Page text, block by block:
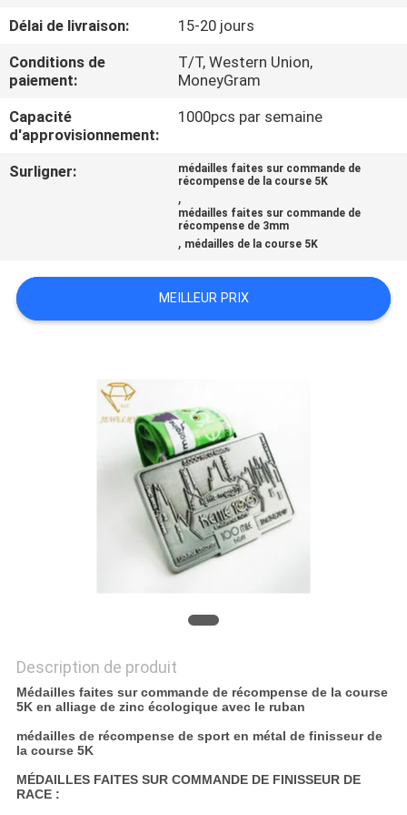
CONTACTEZ-
NOUS
NOUVELLES
CAS
Délai de livraison:
15-20 jours
Conditions de
paiement:
T/T, Western Union,
MoneyGram
Capacité
d'approvisionnement:
1000pcs par semaine
Surligner:
médailles faites sur commande de
récompense de la course 5K
,
médailles faites sur commande de
récompense de 3mm
, médailles de la course 5K
MEILLEUR PRIX
Description de produit
Médailles faites sur commande de récompense de la course
5K en alliage de zinc écologique avec le ruban
médailles de récompense de sport en métal de finisseur de
la course 5K
MÉDAILLES FAITES SUR COMMANDE DE FINISSEUR DE
RACE :